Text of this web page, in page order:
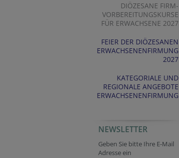
DIÖZESANE FIRM-
VORBEREITUNGSKURSE
FÜR ERWACHSENE 2027
FEIER DER DIÖZESANEN
ERWACHSENENFIRMUNG
2027
KATEGORIALE UND
REGIONALE ANGEBOTE
ERWACHSENENFIRMUNG
NEWSLETTER
Geben Sie bitte Ihre E-Mail
Adresse ein